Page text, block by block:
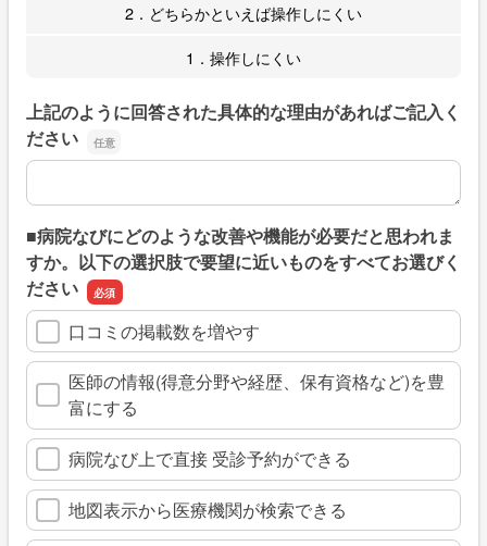
2．どちらかといえば操作しにくい
1．操作しにくい
上記のように回答された具体的な理由があればご記入く
ださい
上記のように回答された具体的な理由があればご記入くだ
■病院なびにどのような改善や機能が必要だと思われま
すか。以下の選択肢で要望に近いものをすべてお選びく
ださい
口コミの掲載数を増やす
医師の情報(得意分野や経歴、保有資格など)を豊
富にする
病院なび上で直接 受診予約ができる
地図表示から医療機関が検索できる